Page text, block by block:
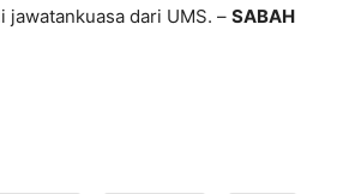
jawatankuasa dari UMS. – SABAH